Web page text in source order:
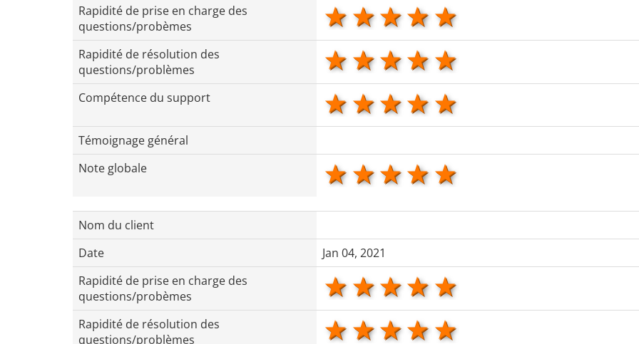
Rapidité de prise en charge des
questions/probèmes
4 stars
3 stars
2 stars
1 star
Rapidité de résolution des
questions/problèmes
4 stars
3 stars
2 stars
1 star
Compétence du support 4 stars
3 stars
2 stars
1 star
Témoignage général
Note globale
4 stars
3 stars
2 stars
1 star
Nom du client
Date
Jan 04, 2021
Rapidité de prise en charge des
questions/probèmes
4 stars
3 stars
2 stars
1 star
Rapidité de résolution des
questions/problèmes
4 stars
3 stars
2 stars
1 star